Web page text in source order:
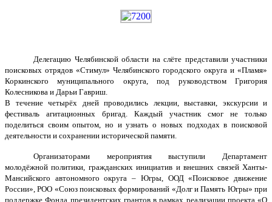
Делегацию Челябинской области на слёте представили участники
поисковых отрядов «Стимул» Челябинского городского округа и «Пламя»
Коркинского муниципального округа, под руководством Григория
Колесникова и Дарьи Гавриш.
В течение четырёх дней проводились лекции, выставки, экскурсии и
фестиваль агитационных бригад. Каждый участник смог не только
поделиться своим опытом, но и узнать о новых подходах в поисковой
деятельности и сохранении исторической памяти.
Организаторами мероприятия выступили Департамент
молодёжной политики, гражданских инициатив и внешних связей Ханты-
Мансийского автономного округа – Югры, ООД «Поисковое движение
России», РОО «Союз поисковых формирований «Долг и Память Югры» при
поддержке Фонда президентских грантов в рамках реализации проекта «О